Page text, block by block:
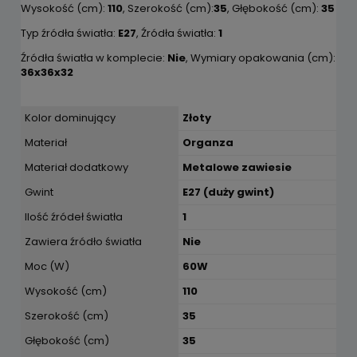
Wysokość (cm): 110, Szerokość (cm):35, Głębokość (cm): 35
Typ źródła światła: E27, Źródła światła: 1
Źródła światła w komplecie: Nie, Wymiary opakowania (cm):
36x36x32
Kolor dominujący
Złoty
Materiał
Organza
Materiał dodatkowy
Metalowe zawiesie
Gwint
E27 (duży gwint)
Ilość źródeł światła
1
Zawiera źródło światła
Nie
Moc (W)
60W
Wysokość (cm)
110
Szerokość (cm)
35
Głębokość (cm)
35